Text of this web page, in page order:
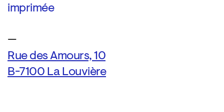
imprimée
—
Rue des Amours, 10
B-7100 La Louvière